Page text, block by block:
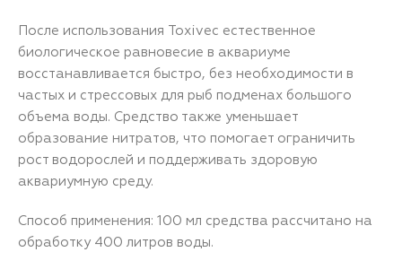
После использования Toxivec естественное
биологическое равновесие в аквариуме
восстанавливается быстро, без необходимости в
частых и стрессовых для рыб подменах большого
объема воды. Средство также уменьшает
образование нитратов, что помогает ограничить
рост водорослей и поддерживать здоровую
аквариумную среду.
Способ применения: 100 мл средства рассчитано на
обработку 400 литров воды.